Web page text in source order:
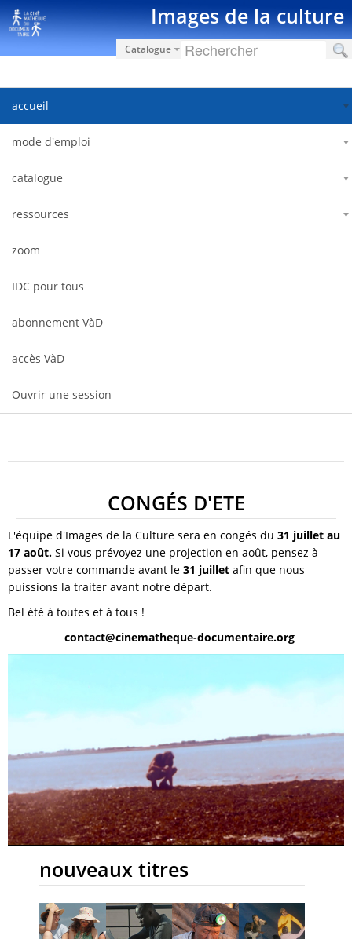
Saut au contenu Images de la culture
Catalogue
accueil
mode d'emploi
catalogue
ressources
zoom
IDC pour tous
abonnement VàD
accès VàD
Ouvrir une session
CONGÉS D'ETE
L'équipe d'Images de la Culture sera en congés du 31 juillet au
17 août. Si vous prévoyez une projection en août, pensez à
passer votre commande avant le 31 juillet afin que nous
puissions la traiter avant notre départ.
Bel été à toutes et à tous !
contact@cinematheque-documentaire.org
nouveaux titres